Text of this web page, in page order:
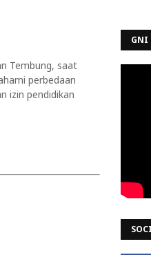
Tembung, saat
perbedaan
izin pendidikan
GNI